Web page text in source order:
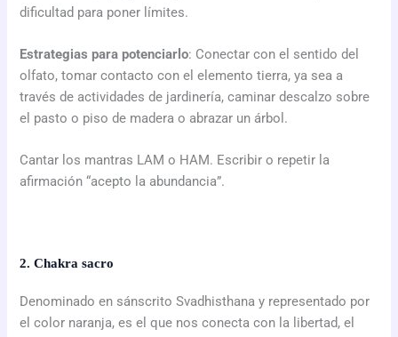
dificultad para poner límites.
Estrategias para potenciarlo: Conectar con el sentido del
olfato, tomar contacto con el elemento tierra, ya sea a
través de actividades de jardinería, caminar descalzo sobre
el pasto o piso de madera o abrazar un árbol.
Cantar los mantras LAM o HAM. Escribir o repetir la
afirmación “acepto la abundancia”.
2. Chakra sacro
Denominado en sánscrito Svadhisthana y representado por
el color naranja, es el que nos conecta con la libertad, el